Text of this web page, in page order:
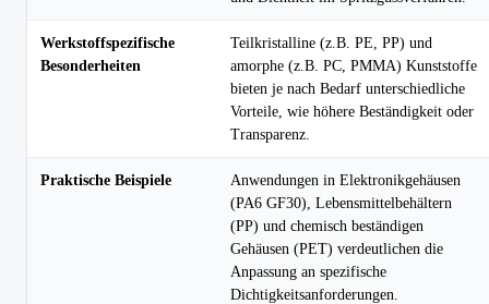
Werkstoffspezifische
Besonderheiten
Teilkristalline (z.B. PE, PP) und
amorphe (z.B. PC, PMMA) Kunststoffe
bieten je nach Bedarf unterschiedliche
Vorteile, wie höhere Beständigkeit oder
Transparenz.
Praktische Beispiele
Anwendungen in Elektronikgehäusen
(PA6 GF30), Lebensmittelbehältern
(PP) und chemisch beständigen
Gehäusen (PET) verdeutlichen die
Anpassung an spezifische
Dichtigkeitsanforderungen.